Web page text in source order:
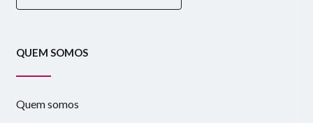
QUEM SOMOS
Quem somos